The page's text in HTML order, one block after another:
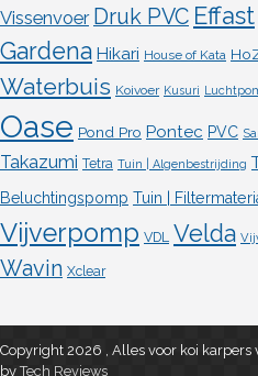
Vissenvoer Druk PVC Effast
Gardena Hikari House of Kata
Waterbuis Koivoer Kusuri
Oase Pond Pro Pontec PVC
Takazumi Tetra Tuin | Algenbestrijding
Beluchtingspomp Tuin |
Vijverpomp VDL Velda
Wavin Xclear
Copyright 2026 , Alles voor koi karpers
byTech Reviews